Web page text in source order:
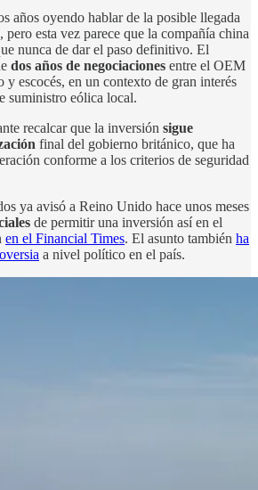
años oyendo hablar de la posible llegada
esta vez parece que la compañía china
nunca de dar el paso definitivo. El
dos años de negociaciones entre el OEM
escocés, en un contexto de gran interés
suministro eólica local.
recalcar que la inversión sigue
final del gobierno británico, que ha
conforme a los criterios de seguridad
ya avisó a Reino Unido hace unos meses
de permitir una inversión así en el
en el Financial Times. El asunto también ha
a nivel político en el país.